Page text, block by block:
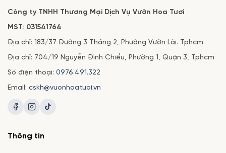
Công ty TNHH Thương Mại Dịch Vụ Vườn Hoa Tươi
MST: 031541764
Địa chỉ: 183/37 Đường 3 Tháng 2, Phường Vườn Lài. Tphcm
Địa chỉ: 704/19 Nguyễn Đình Chiểu, Phường 1, Quận 3, Tphcm
Số điện thoại: 0976.491.322
Email: cskh@vuonhoatuoi.vn
Thông tin